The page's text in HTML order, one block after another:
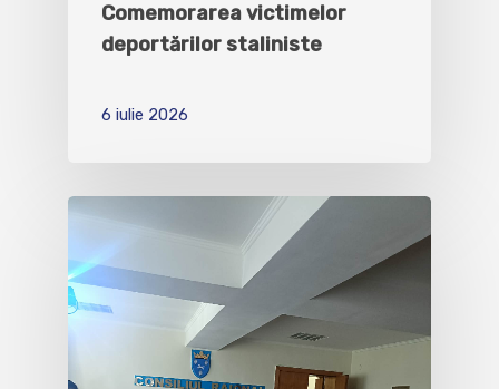
Comemorarea victimelor
deportărilor staliniste
6 iulie 2026